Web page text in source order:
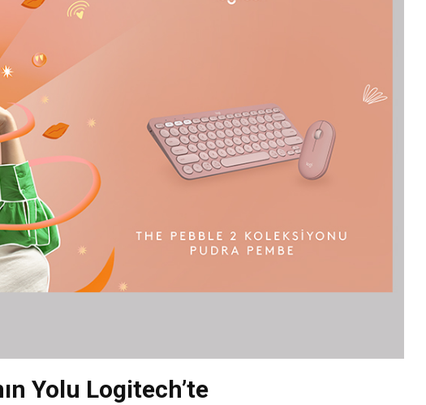
Yolu Logitech’te